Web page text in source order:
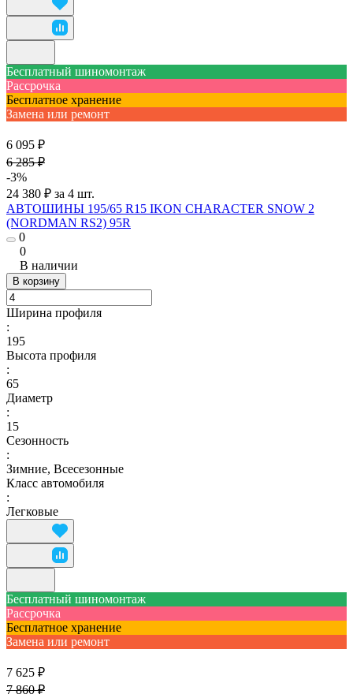
Бесплатный шиномонтаж
Рассрочка
Бесплатное хранение
Замена или ремонт
6 095 ₽
6 285 ₽
-3%
24 380 ₽ за 4 шт.
АВТОШИНЫ 195/65 R15 IKON CHARACTER SNOW 2
(NORDMAN RS2) 95R
0
0
В наличии
В корзину
Ширина профиля
:
195
Высота профиля
:
65
Диаметр
:
15
Сезонность
:
Зимние, Всесезонные
Класс автомобиля
:
Легковые
Бесплатный шиномонтаж
Рассрочка
Бесплатное хранение
Замена или ремонт
7 625 ₽
7 860 ₽